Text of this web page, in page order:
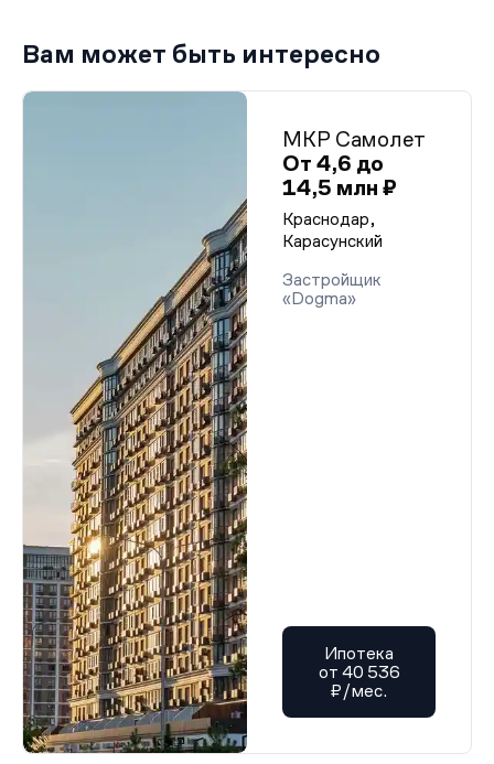
Вам может быть интересно
МКР Самолет
От 4,6 до
14,5 млн ₽
Краснодар,
Карасунский
Застройщик
«Dogma»
Ипотека
от 40 536
₽/мес.